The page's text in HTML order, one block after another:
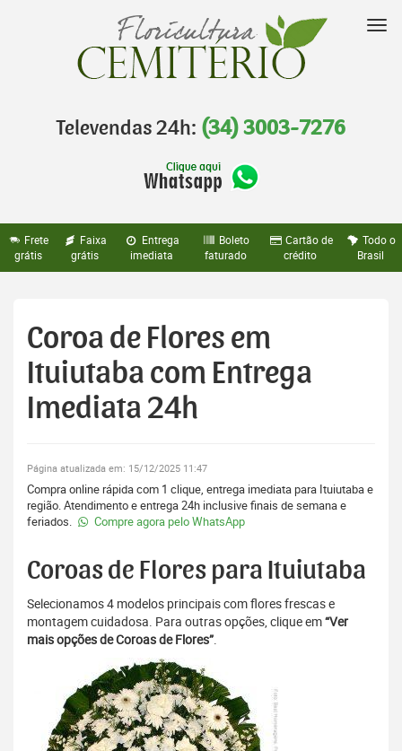
Televendas 24h: (34) 3003-7276
Frete
grátis
Faixa
grátis
Entrega
imediata
Boleto
faturado
Cartão de
crédito
Todo o
Brasil
Coroa de Flores em
Ituiutaba com Entrega
Imediata 24h
Página atualizada em: 15/12/2025 11:47
Compra online rápida com 1 clique, entrega imediata para Ituiutaba e
região. Atendimento e entrega 24h inclusive finais de semana e
feriados.
Compre agora pelo WhatsApp
Coroas de Flores para Ituiutaba
Selecionamos 4 modelos principais com flores frescas e
montagem cuidadosa. Para outras opções, clique em“Ver
mais opções de Coroas de Flores”.